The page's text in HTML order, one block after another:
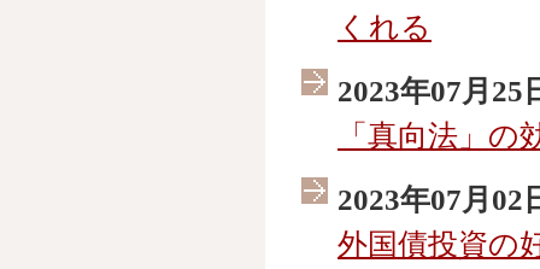
くれる
2023年07月25
「真向法」
2023年07月02
外国債投資の